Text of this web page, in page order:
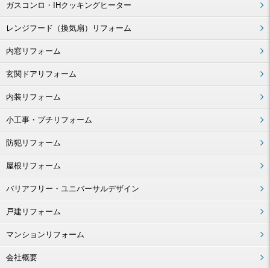
ガスコンロ・IHクッキングヒーター
レンジフード（換気扇）リフォーム
内窓リフォーム
玄関ドアリフォーム
内装リフォーム
小工事・プチリフォーム
防犯リフォーム
屋根リフォーム
バリアフリー・ユニバーサルデザイン
戸建リフォーム
マンションリフォーム
会社概要